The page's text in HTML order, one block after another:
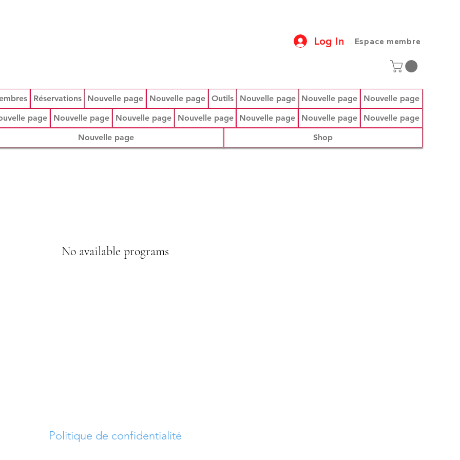
Log In Espace membre
Réservations Nouvelle page Nouvelle page Outils Nouvelle page Nouvelle page
Nouvelle page
page
Nouvelle page Nouvelle page Nouvelle page Nouvelle page Nouvelle page
Nouvelle page
Nouvelle page
Shop
No available programs
Politique de confidentialité